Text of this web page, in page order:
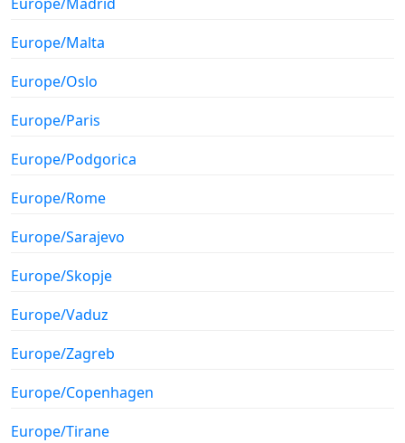
Europe/Malta
Europe/Oslo
Europe/Paris
Europe/Podgorica
Europe/Rome
Europe/Sarajevo
Europe/Skopje
Europe/Vaduz
Europe/Zagreb
Europe/Copenhagen
Europe/Tirane